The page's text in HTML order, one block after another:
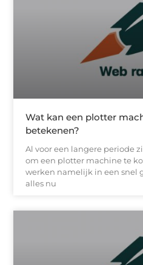
Wat kan een plotter
betekenen?
Al voor een langere periode
om een plotter machine te
werken namelijk in een snel
alles nu